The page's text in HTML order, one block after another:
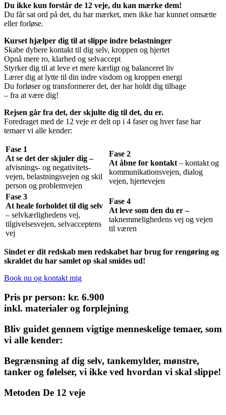
Du ikke kun forstår de 12 veje, du kan mærke dem!
Du får sat ord på det, du har mærket, men ikke har kunnet omsætte
eller forløse.
Kurset hjælper dig til at slippe indre belastninger
Skabe dybere kontakt til dig selv, kroppen og hjertet
Opnå mere ro, klarhed og selvaccept
Styrker dig til at leve et mere kærligt og balanceret liv
Lærer dig at lytte til din indre visdom og kroppen energi
Du forløser og transformerer det, der har holdt dig tilbage
– fra at være dig!
Rejsen går fra det, der skjulte dig til det, du er.
Foredraget med de 12 veje er delt op i 4 faser og hver fase har
temaer vi alle kender:
Fase 1
At se det der skjuler dig –
afvisnings- og negativitets-
vejen, belastningsvejen og skil
person og problemvejen
Fase 2
At åbne for kontakt – kontakt og
kommunikationsvejen, dialog
vejen, hjertevejen
Fase 3
At heale forholdet til dig selv
– selvkærlighedens vej,
tilgivelsesvejen, selvacceptens
vej
Fase 4
At leve som den du er –
taknemmelighedens vej og vejen
til væren
Sindet er dit redskab men redskabet har brug for rengøring og
skraldet du har samlet op skal smides ud!
Book nu og kontakt mig
Pris pr person: kr. 6.900
inkl. materialer og forplejning
Bliv guidet gennem vigtige menneskelige temaer, som
vi alle kender:
Begrænsning af dig selv, tankemylder, mønstre,
tanker og følelser, vi ikke ved hvordan vi skal slippe!
Metoden De 12 veje